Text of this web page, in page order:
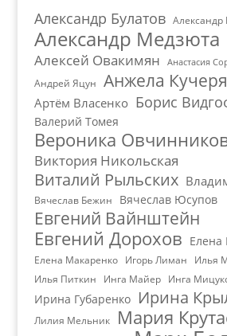
Александр Булатов Александр
Александр Медзюта
Алексей Овакимян Анастасия
Андрей Яцун Анжела
Артём Власенко Борис
Валерий Томея
Вероника
Виктория Никольская
Виталий Рыльских
Вячеслав Бежин Вячеслав Юсупов
Евгений Вайнштейн
Евгений Дорохов Елена
Елена Макаренко Игорь Лиман
Илья
Илья Питкин
Инга Майер Инга
Ирина Губаренко Ирина
Лилия Мельник Мария